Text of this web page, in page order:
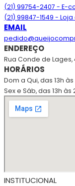
(21) 99754-2407 - E-
(21) 99847-1549 -
EMAIL
ENDEREÇO
Rua Conde de Lages,
HORÁRIOS
Dom a Qui, das 13h às
Sex e Sáb, das 13h às
INSTITUCIONAL